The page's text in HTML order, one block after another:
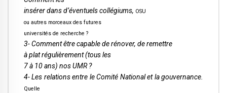
insérer dans d’éventuels collégiums, OSU
ou autres morceaux des futures
universités de recherche ?
3- Comment être capable de rénover, de remettre
à plat régulièrement (tous les
7 à 10 ans) nos UMR ?
4- Les relations entre le Comité National et la gouvernance.
Quelle